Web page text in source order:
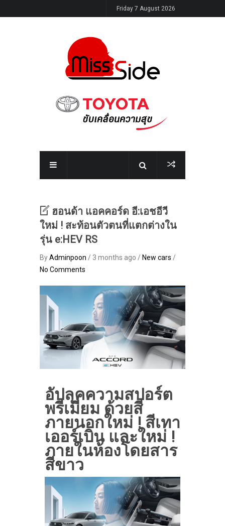
Friday 7 August 2026
ฮอนด้า แอคคอร์ด อี:เอชอีวี
ใหม่ ! สะท้อนตัวตนที่แตกต่างใน
รุ่น e:HEV RS
ByAdminpoon / 3 months ago / New cars /
No Comments
อัปลุคความสปอร์ต
พรีเมียม ด้วยสี
ภายนอกใหม่ ! สีเทา
เออร์เบิน และใหม่ !
ภายในห้องโดยสาร
สีขาว